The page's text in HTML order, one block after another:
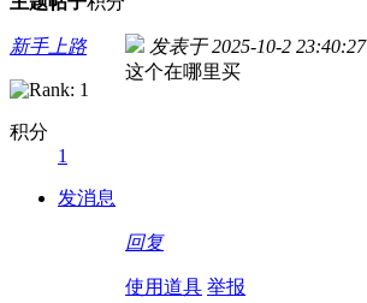
新手上路
积分
1
发消息
发表于 2025-10-2 23:40:27
这个在哪里买
回复
使用道具 举报